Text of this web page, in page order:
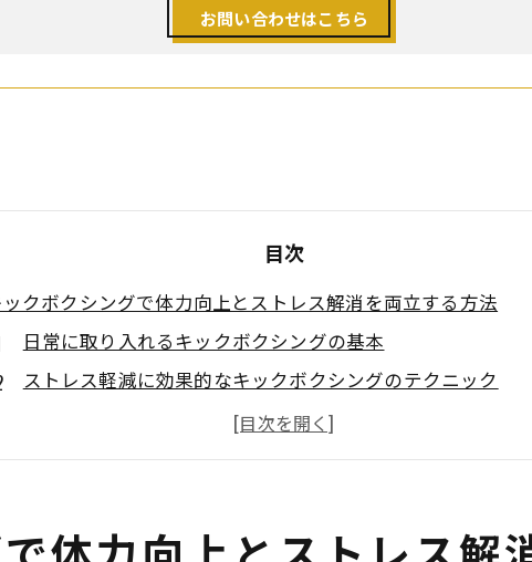
お問い合わせはこちら
目次
ックボクシングで体力向上とストレス解消を両立する方法
日常に取り入れるキックボクシングの基本
ストレス軽減に効果的なキックボクシングのテクニック
体力を高めるためのキックボクシングの練習メニュー
心身のバランスを整えるためのキックボクシングのメリッ
キックボクシングを通じたストレス管理の実践方法